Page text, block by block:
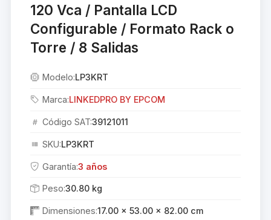
120 Vca / Pantalla LCD
Configurable / Formato Rack o
Torre / 8 Salidas
Modelo:LP3KRT
Marca:LINKEDPRO BY EPCOM
Código SAT:39121011
SKU:LP3KRT
Garantía:3 años
Peso:30.80 kg
Dimensiones:17.00 × 53.00 × 82.00 cm